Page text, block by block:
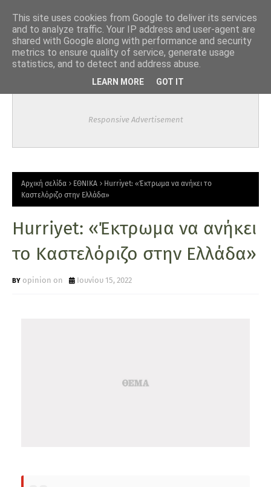
Responsive Advertisement
Αρχική σελίδα ΕΘΝΙΚΑ
Hurriyet: «Έκτρωμα να ανήκει το
Καστελόριζο στην Ελλάδα»
Hurriyet: «Έκτρωμα να ανήκει
το Καστελόριζο στην Ελλάδα»
opinion on Ιουνίου 15, 2022
This site uses cookies from Google to deliver its services
and to analyze traffic. Your IP address and user-agent are
shared with Google along with performance and security
metrics to ensure quality of service, generate usage
statistics, and to detect and address abuse.
LEARN MORE GOT IT